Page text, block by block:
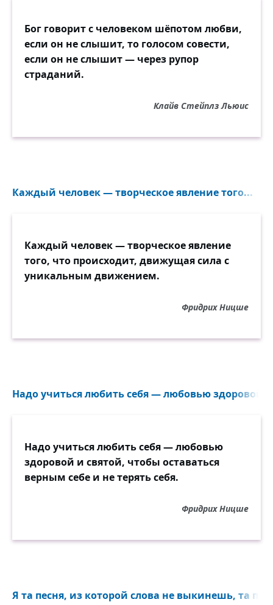
Бог говорит с человеком шёпотом любви,
если он не слышит, то голосом совести,
если он не слышит — через рупор
страданий.
Клайв Стейплз Льюис
Каждый человек — творческое явление того...
Каждый человек — творческое явление
того, что происходит, движущая сила с
уникальным движением.
Фридрих Ницше
Надо учиться любить себя — любовью здоровой
Надо учиться любить себя — любовью
здоровой и святой, чтобы оставаться
верным себе и не терять себя.
Фридрих Ницше
Я та песня, из которой слова не выкинешь, та